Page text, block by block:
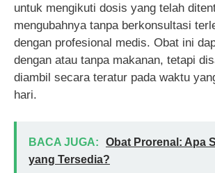
untuk mengikuti dosis yang telah
mengubahnya tanpa berkonsultasi
dengan profesional medis. Obat ini
dengan atau tanpa makanan, tetapi
diambil secara teratur pada waktu
hari.
BACA JUGA:
Obat Prorenal: Apa
yang Tersedia?